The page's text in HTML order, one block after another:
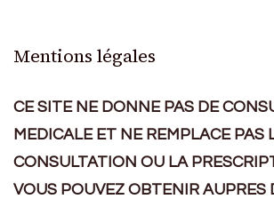
Mentions légales
CE SITE NE DONNE PAS DE
MEDICALE ET NE REMPLACE PAS
CONSULTATION OU LA
VOUS POUVEZ OBTENIR AUPRES